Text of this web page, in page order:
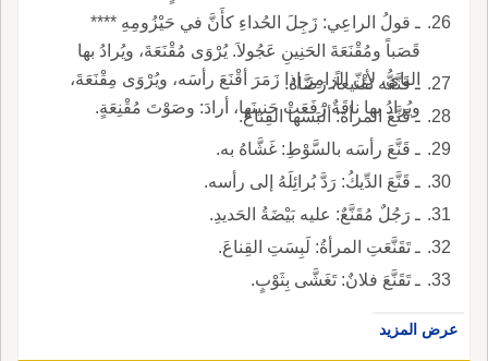
ـ قولُ الراعِي: زَجِلَ الحُداءِ كأَنَّ في حَيْزُومِهِ ****
قَصَباً ومُقْنَعَةَ الحَنِينِ عَجُولاَ. يُرْوَى مُقْنَعَةَ، ويُرادُ بها
النايُّ، لأِنّ الزامِرَ إذا زَمَرَ أقْنَعَ رأسَه، ويُرْوَى مِقْنَعَةَ،
ويُرادُ بها ناقَةٌ رَفَعَتْ حَنينَها، أرادَ: وصَوْتَ مُقْنِعَةٍ.
ـ قَنَّعَه تَقْنيعاً: رَضَّاهُ.
ـ قَنَّعَ المرأةَ: ألْبَسَها القِناعَ.
ـ قَنَّعَ رأسَه بالسَّوْطِ: غَشَّاهُ به.
ـ قَنَّعَ الدِّيكُ: رَدَّ بُرائِلَهُ إلى رأسه.
ـ رَجُلٌ مُقَنَّعٌ: عليه بَيْضَةُ الحَديدِ.
ـ تَقَنَّعَتِ المرأةُ: لَبِسَتِ القِناعَ.
ـ تَقَنَّعَ فلانٌ: تَغَشَّى بِثَوْبٍ.
عرض المزيد